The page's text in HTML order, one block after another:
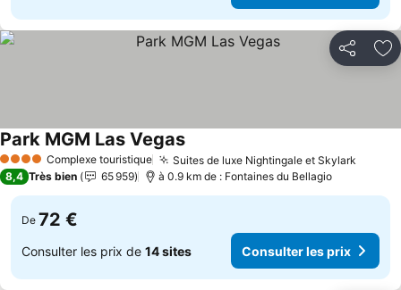
Partager
4 Étoiles Complexe touristique Suites de luxe Nightingale et Skylark
Park MGM Las VegasConsulter les prix
8,4 Très bien 65 959 à 0.9 km de : Fontaines du Bellagio
De 72 €
Consulter les prix de 14 sites Consulter les prix